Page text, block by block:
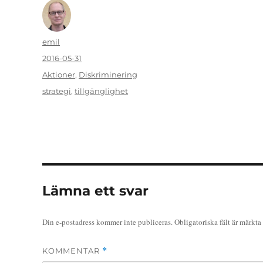
Författare
emil
Publicerat
den
2016-05-31
Kategorier
Aktioner, Diskriminering
Etiketter
strategi, tillgänglighet
Lämna ett svar
Din e-postadress kommer inte publiceras.Obligatoriska fält är märkta
KOMMENTAR *